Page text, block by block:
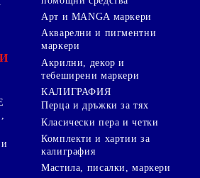
Арт и MANGA маркери
Акварелни и пигментни
маркери
Акрилни, декор и
тебеширени маркери
КАЛИГРАФИЯ
Перца и дръжки за тях
Класически пера и четки
Комплекти и хартии за
калиграфия
Мастила, писалки, маркери